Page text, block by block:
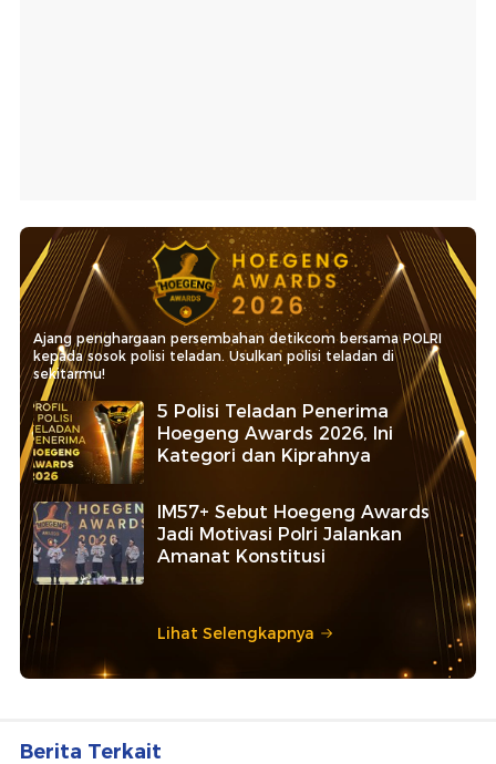
Ajang penghargaan persembahan detikcom bersama POLRI
kepada sosok polisi teladan. Usulkan polisi teladan di
sekitarmu!
5 Polisi Teladan Penerima
Hoegeng Awards 2026, Ini
Kategori dan Kiprahnya
IM57+ Sebut Hoegeng Awards
Jadi Motivasi Polri Jalankan
Amanat Konstitusi
Lihat Selengkapnya
Berita Terkait